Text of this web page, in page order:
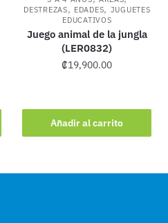
DESTREZAS, EDADES, JUGUETES
EDUCATIVOS
Juego animal de la jungla
(LER0832)
₡19,900.00
Añadir al carrito